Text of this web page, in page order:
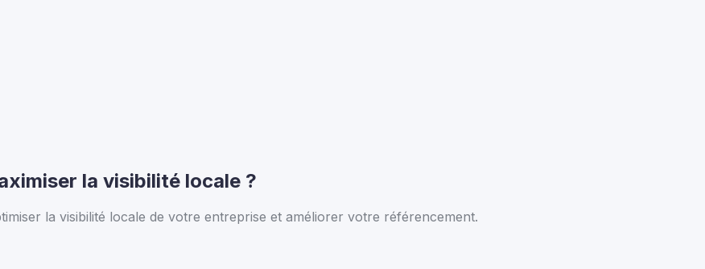
la visibilité locale ?
la visibilité locale de votre entreprise et améliorer votre référencement.